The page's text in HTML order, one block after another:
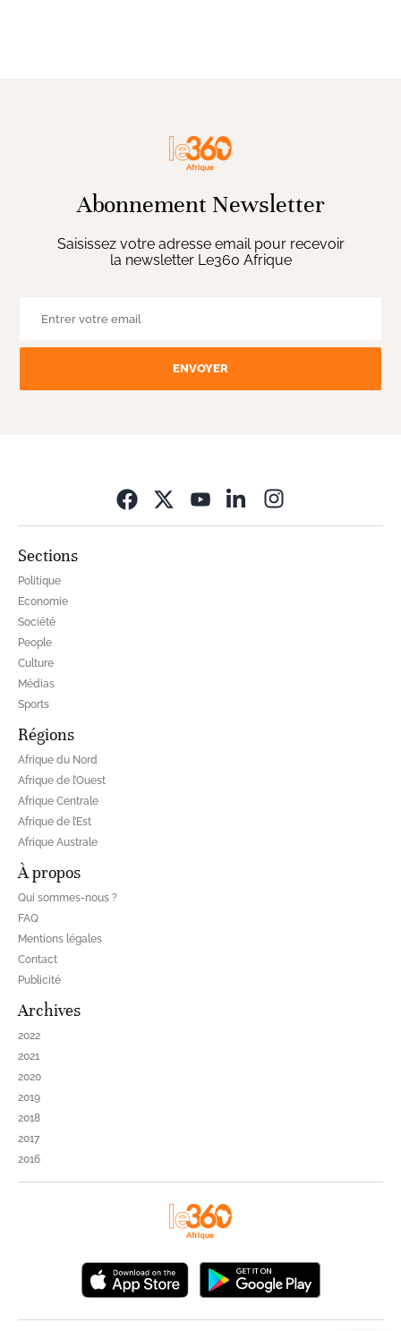
Abonnement Newsletter
Saisissez votre adresse email pour recevoir
la newsletter Le360 Afrique
ENVOYER
Sections
Politique
Economie
Société
People
Culture
Médias
Sports
Régions
Afrique du Nord
Afrique de l’Ouest
Afrique Centrale
Afrique de l’Est
Afrique Australe
À propos
Qui sommes-nous ?
FAQ
Mentions légales
Contact
Publicité
Archives
2022
2021
2020
2019
2018
2017
2016